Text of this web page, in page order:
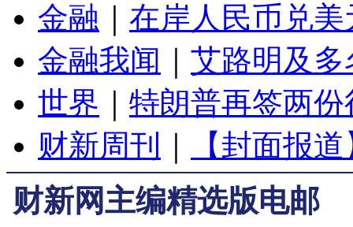
金融
在岸人民币兑
金融我闻
艾路明及
世界
特朗普再签两
财新周刊
【封面报
财新网主编精选版电邮